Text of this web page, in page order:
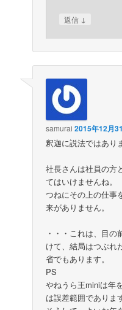
返信 ↓
samurai 2015年12月
釈迦に説法ではあり
社長さんは社員の方
てはいけませんね。
つねにその上の仕事
来がありません。
・・・これは、目
けて、結局はつぶれ
省でもあります。
PS
やねうら王miniは年
は誤差範囲でありま